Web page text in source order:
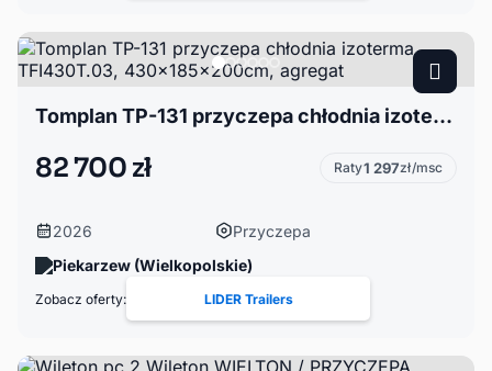
Tomplan TP-131 przyczepa chłodnia izoterma TFI430T.03, 430x185x200cm, agregat
82 700 zł Raty1 297zł/msc
2026
Przyczepa
Piekarzew (Wielkopolskie)
Zobacz oferty: LIDER Trailers